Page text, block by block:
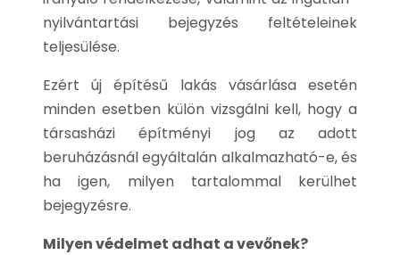
nyilvántartási bejegyzés feltételeinek
teljesülése.
Ezért új építésű lakás vásárlása esetén
minden esetben külön vizsgálni kell, hogy a
társasházi építményi jog az adott
beruházásnál egyáltalán alkalmazható-e, és
ha igen, milyen tartalommal kerülhet
bejegyzésre.
Milyen védelmet adhat a vevőnek?